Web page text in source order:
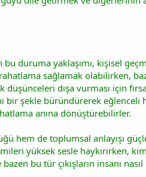
bu duruma yaklaşımı, kişisel
sağlamak olabilirken,
dışa vurması için
bir şekle büründürerek
anına dönüştürebilirler.
hem de toplumsal anlayışı
yüksek sesle haykırırken,
bu tür çıkışların insanı nasıl